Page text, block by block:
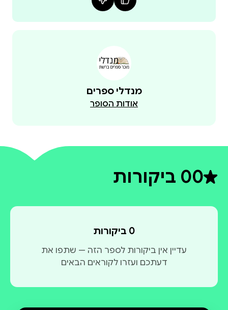
מנדלי ספרים
אודות הסופר
0דירוג ממוצע 0 מתוך 5
0 ביקורות
0 ביקורות
עדיין אין ביקורות לספר הזה — שתפו את
דעתכם ועזרו לקוראים הבאים